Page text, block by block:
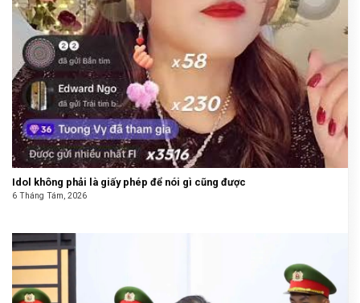
Idol không phải là giấy phép để nói gì cũng được
6 Tháng Tám, 2026